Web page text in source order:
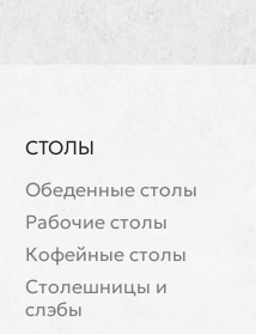
СТОЛЫ
Обеденные столы
Рабочие столы
Кофейные столы
Cтолешницы и
слэбы